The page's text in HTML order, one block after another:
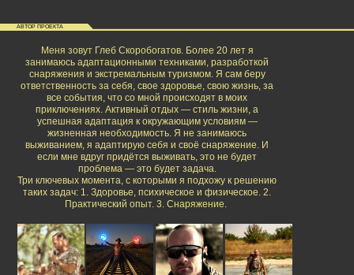
АВТОР ПРОЕКТА
Меня зовут Глеб Скоробогатов. Более 20 лет я
занимаюсь адаптационными техниками, разработкой
снаряжения и экстремальным туризмом. Я сам беру
ответственность за себя, свое здоровье, свою жизнь, за
все события, что со мной происходят в моих
приключениях. Активный отдых — стиль жизни, а
успешная адаптация к окружающим условиям —
жизненная необходимость. Я не занимаюсь
выживанием, я адаптирую себя и своё снаряжение. И
если мне вдруг придётся выживать, это не будет
проблема — это будет задача.
Три ключевых момента, с которыми я подхожу к решению
таких задач: 1. Здоровье, психическое и физическое. 2.
Практический опыт. 3. Снаряжение.